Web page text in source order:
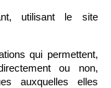
utilisant le site
qui permettent,
ou non,
auxquelles elles